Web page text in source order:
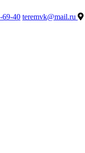
69-40 teremvk@mail.ru